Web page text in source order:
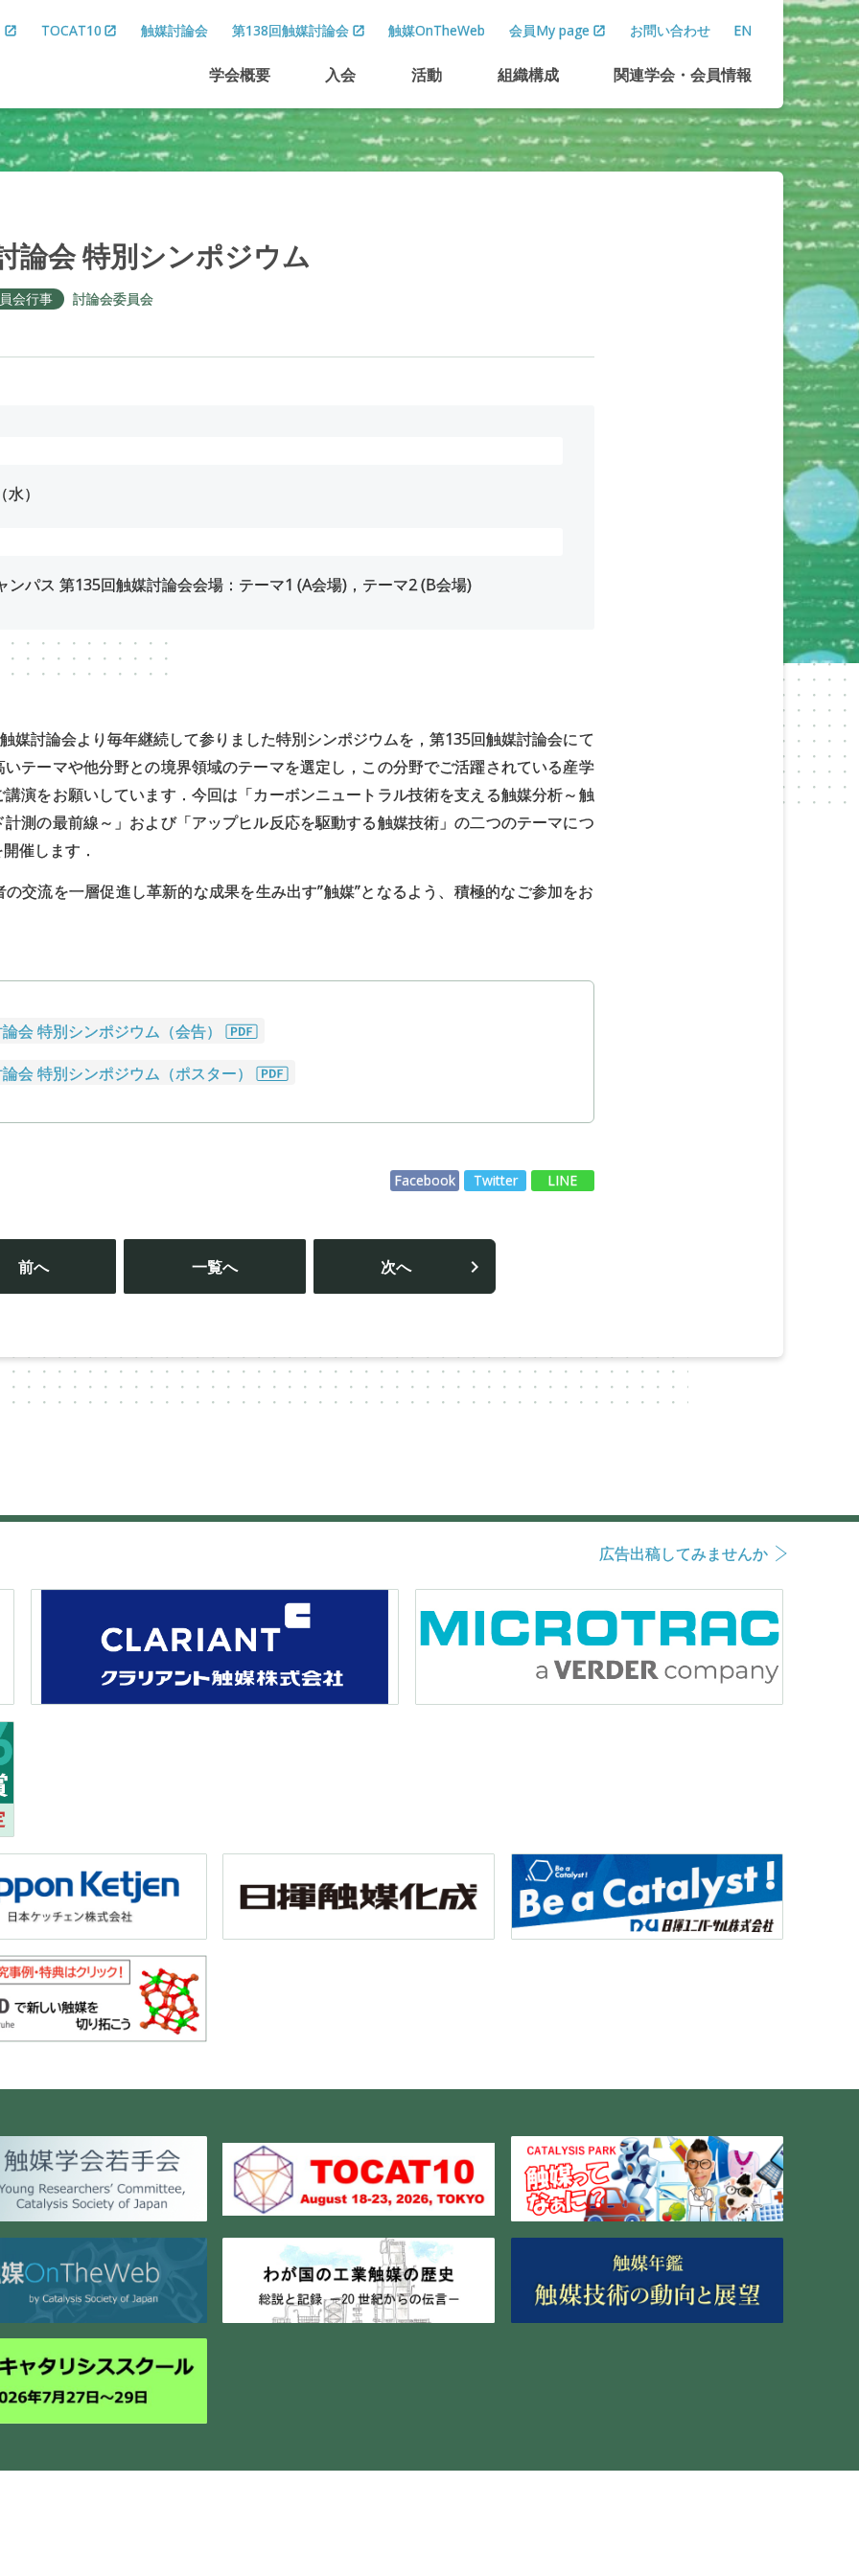
TOCAT10 触媒討論会 第138回触媒討論会 触媒OnTheWeb 会員My page お問い合わせ EN
学会概要 入会 活動 組織構成 関連学会 ・会員情報
論会特別シンポジウム
会行事 討論会委員会
）
ンパス 第135回触媒討論会会場：テーマ1 (A会場)，テーマ2 (B会場)
媒討論会より毎年継続して参りました特別シンポジウムを，第135回触媒討論会にて
テーマや他分野との境界領域のテーマを選定し，この分野でご活躍されている産学
演をお願いしています．今回は「カーボンニュートラル技術を支える触媒分析～触
測の最前線～」および「アップヒル反応を駆動する触媒技術」の二つのテーマにつ
催します．
交流を一層促進し革新的な成果を生み出す”触媒”となるよう、積極的なご参加をお
会 特別シンポジウム（会告）
会 特別シンポジウム（ポスター）
Facebook Twitter LINE
投
稿
ナ
ビ
ョ
ン
前へ 一覧へ 次へ
広告出稿してみませんか